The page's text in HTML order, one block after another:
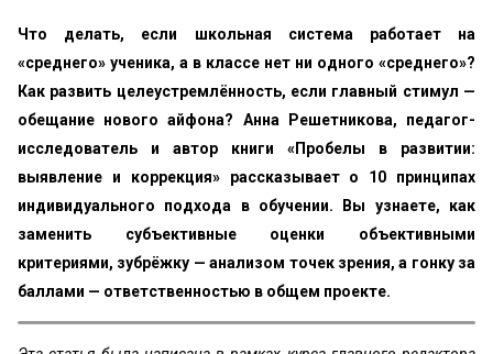
Что делать, если школьная система работает на
«среднего» ученика, а в классе нет ни одного «среднего»?
Как развить целеустремлённость, если главный стимул —
обещание нового айфона? Анна Решетникова, педагог-
исследователь и автор книги «Пробелы в развитии:
выявление и коррекция» рассказывает о 10 принципах
индивидуального подхода в обучении. Вы узнаете, как
заменить субъективные оценки объективными
критериями, зубрёжку — анализом точек зрения, а гонку за
баллами — ответственностью в общем проекте.